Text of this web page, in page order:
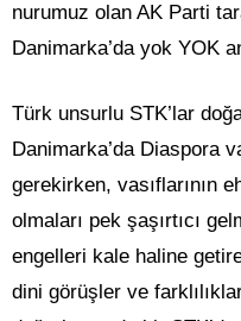
nurumuz olan AK Parti
Danimarka’da yok YOK
Türk unsurlu STK’lar
Danimarka’da Diaspora
gerekirken, vasıflarının
olmaları pek şaşırtıcı
engelleri kale haline
dini görüşler ve